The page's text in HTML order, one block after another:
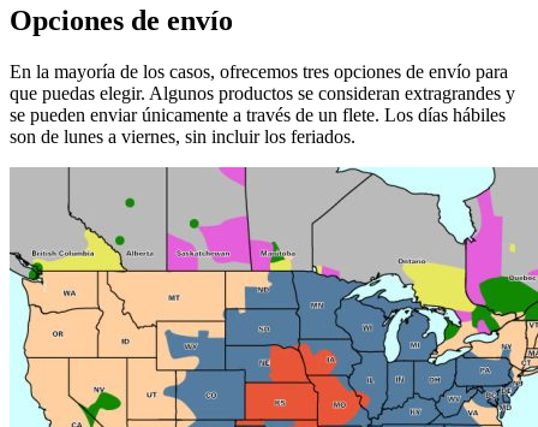
Opciones de envío
En la mayoría de los casos, ofrecemos tres opciones de envío para
que puedas elegir. Algunos productos se consideran extragrandes y
se pueden enviar únicamente a través de un flete. Los días hábiles
son de lunes a viernes, sin incluir los feriados.